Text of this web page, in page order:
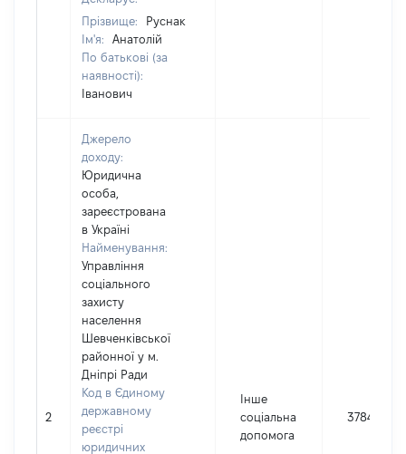
Прізвище:
Руснак
Ім'я:
Анатолій
По батькові (за
наявності):
Іванович
2
Джерело
доходу:
Юридична
особа,
зареєстрована
в Україні
Найменування:
Управління
соціального
захисту
населення
Шевченківської
районної у м.
Дніпрі Ради
Код в Єдиному
державному
реєстрі
юридичних
Інше
соціальна
допомога
37840